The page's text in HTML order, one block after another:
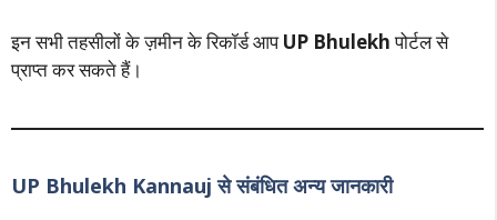
इन सभी तहसीलों के ज़मीन के रिकॉर्ड आपUP Bhulekhपोर्टल से
प्राप्त कर सकते हैं।
UP Bhulekh Kannauj से संबंधित अन्य जानकारी